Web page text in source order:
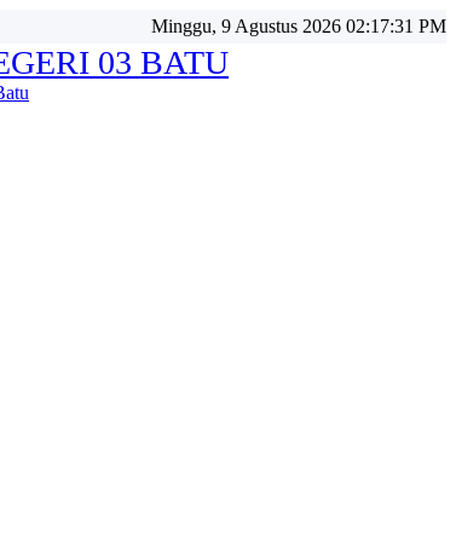
Minggu, 9 Agustus 2026 02:17:33 PM
03 BATU